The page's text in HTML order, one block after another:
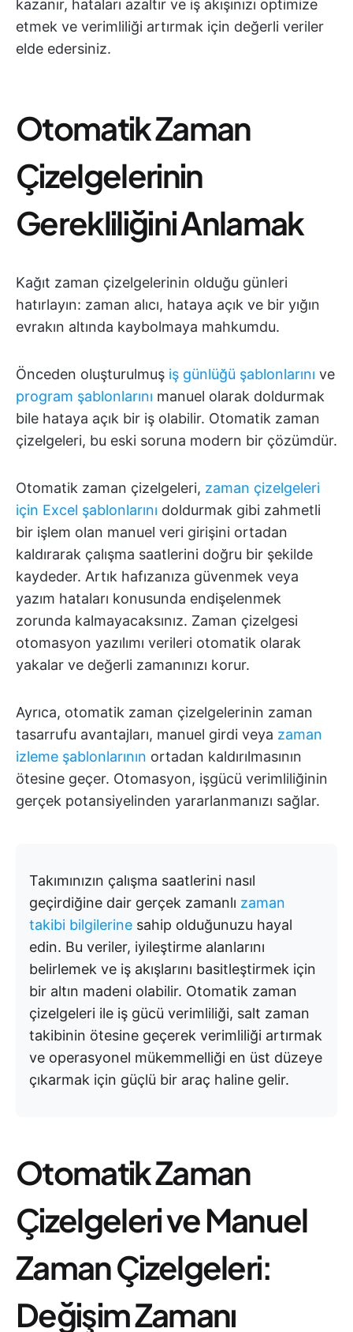
kazanır, hataları azaltır ve iş akışınızı optimize
etmek ve verimliliği artırmak için değerli veriler
elde edersiniz.
Otomatik Zaman
Çizelgelerinin
Gerekliliğini Anlamak
Kağıt zaman çizelgelerinin olduğu günleri
hatırlayın: zaman alıcı, hataya açık ve bir yığın
evrakın altında kaybolmaya mahkumdu.
Önceden oluşturulmuş iş günlüğü şablonlarını ve
program şablonlarını manuel olarak doldurmak
bile hataya açık bir iş olabilir. Otomatik zaman
çizelgeleri, bu eski soruna modern bir çözümdür.
Otomatik zaman çizelgeleri, zaman çizelgeleri
için Excel şablonlarını doldurmak gibi zahmetli
bir işlem olan manuel veri girişini ortadan
kaldırarak çalışma saatlerini doğru bir şekilde
kaydeder. Artık hafızanıza güvenmek veya
yazım hataları konusunda endişelenmek
zorunda kalmayacaksınız. Zaman çizelgesi
otomasyon yazılımı verileri otomatik olarak
yakalar ve değerli zamanınızı korur.
Ayrıca, otomatik zaman çizelgelerinin zaman
tasarrufu avantajları, manuel girdi veya zaman
izleme şablonlarının ortadan kaldırılmasının
ötesine geçer. Otomasyon, işgücü verimliliğinin
gerçek potansiyelinden yararlanmanızı sağlar.
Takımınızın çalışma saatlerini nasıl
geçirdiğine dair gerçek zamanlı zaman
takibi bilgilerine sahip olduğunuzu hayal
edin. Bu veriler, iyileştirme alanlarını
belirlemek ve iş akışlarını basitleştirmek için
bir altın madeni olabilir. Otomatik zaman
çizelgeleri ile iş gücü verimliliği, salt zaman
takibinin ötesine geçerek verimliliği artırmak
ve operasyonel mükemmelliği en üst düzeye
çıkarmak için güçlü bir araç haline gelir.
Otomatik Zaman
Çizelgeleri ve Manuel
Zaman Çizelgeleri:
Değişim Zamanı